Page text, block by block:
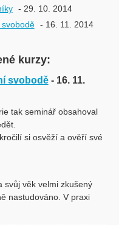
- 29. 10. 2014
- 16. 11. 2014
kurzy:
svobodě - 16. 11.
tak seminář obsahoval
si osvěží a ověří své
svůj věk velmi zkušený
nastudováno. V praxi